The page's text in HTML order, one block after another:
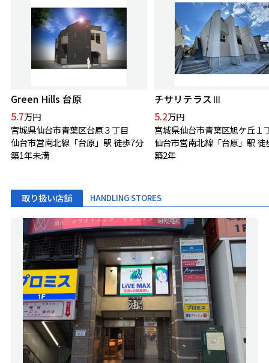
Green Hills 台原
5.7万円
宮城県仙台市青葉区台原３丁目
仙台市営南北線「台原」駅 徒歩7分
築1年未満
チサリテラスⅢ
5.2万円
宮城県仙台市青葉区旭ケ丘１
仙台市営南北線「台原」駅 徒
築2年
取り扱い店舗 HANDLING STORES